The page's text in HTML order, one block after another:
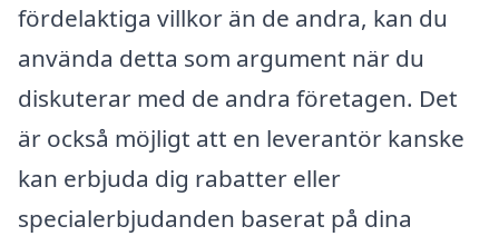
fördelaktiga villkor än de andra, kan du
använda detta som argument när du
diskuterar med de andra företagen. Det
är också möjligt att en leverantör kanske
kan erbjuda dig rabatter eller
specialerbjudanden baserat på dina